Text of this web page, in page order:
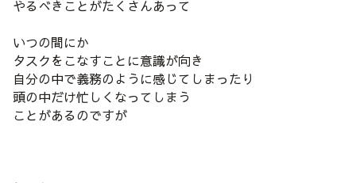
やるべきことがたくさんあって
いつの間にか
タスクをこなすことに意識が向き
自分の中で義務のように感じてしまったり
頭の中だけ忙しくなってしまう
ことがあるのですが